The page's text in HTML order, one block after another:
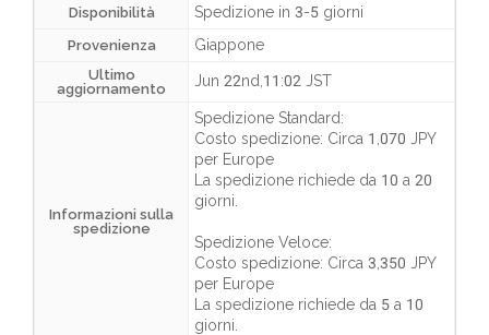
Disponibilità Spedizione in 3-5 giorni
Provenienza Giappone
Ultimo
aggiornamento
Jun 22nd,11:02 JST
Informazioni sulla
spedizione
Spedizione Standard:
Costo spedizione: Circa 1,070 JPY
per Europe
La spedizione richiede da 10 a 20
giorni
Spedizione Veloce:
Costo spedizione: Circa 3,350 JPY
per Europe
La spedizione richiede da 5 a 10
giorni